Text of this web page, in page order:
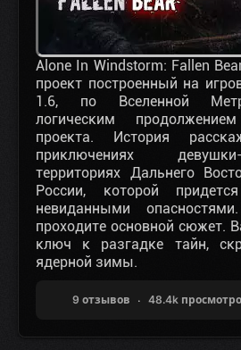
Alone In Windstorm: Fallen
проект построенный на
1.6, по Вселенной
логическим
проекта. История
приключениях
территориях Дальнего
России, которой
невиданными
проходите основной сюжет.
ключ к разгадке тайн,
ядерной зимы.
9 отзывов 48.4k